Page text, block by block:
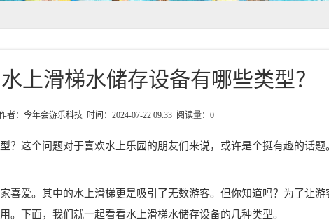
上滑梯水储存设备有哪些类型？
者：今年会游乐科技 时间：2024-07-22 09:33 阅读量： 0
？这个问题对于喜欢水上乐园的朋友们来说，或许是个挺有趣的话题
喜爱。其中的水上滑梯更是吸引了无数游客。但你知道吗？为了让游
。下面，我们就一起看看水上滑梯水储存设备的几种类型。